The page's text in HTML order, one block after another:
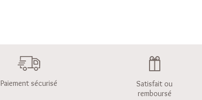
Paiement sécurisé
Satisfait ou
remboursé